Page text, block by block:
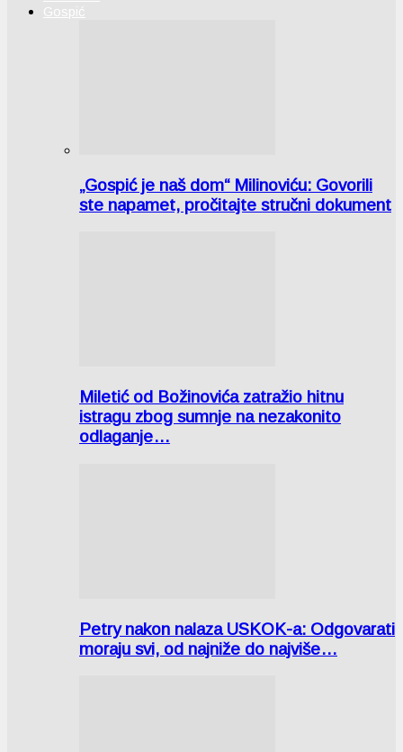
Gospić
„Gospić je naš dom“ Milinoviću: Govorili
ste napamet, pročitajte stručni dokument
Miletić od Božinovića zatražio hitnu
istragu zbog sumnje na nezakonito
odlaganje…
Petry nakon nalaza USKOK-a: Odgovarati
moraju svi, od najniže do najviše…